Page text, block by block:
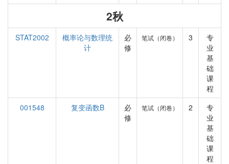
2秋
STAT2002
概率论与数理统
计
必
修
笔试（闭卷） 3
专
业
基
础
课
程
001548
复变函数B
必
修
笔试（闭卷） 2
专
业
基
础
课
程